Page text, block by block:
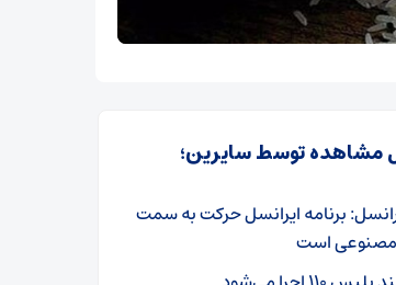
مشاهده توسط سایرین؛
برنامه ایرانسل حرکت به سمت
مصنوعی است